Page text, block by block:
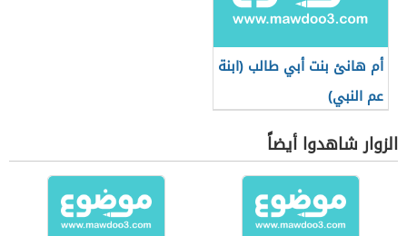
أم هانئ بنت أبي طالب (ابنة
عم النبي)
الزوار شاهدوا أيضاً